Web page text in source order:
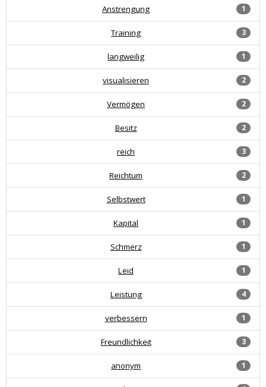
1
Anstrengung
3
Training
1
langweilig
2
visualisieren
2
Vermögen
2
Besitz
3
reich
2
Reichtum
1
Selbstwert
1
Kapital
1
Schmerz
1
Leid
4
Leistung
1
verbessern
3
Freundlichkeit
1
anonym